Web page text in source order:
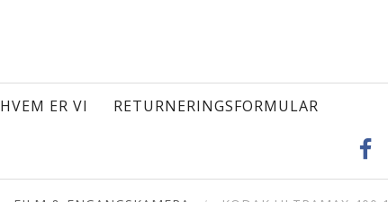
HVEM ER VI RETURNERINGSFORMULAR